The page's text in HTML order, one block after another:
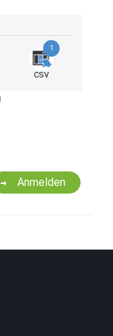
1
CSV
Anmelden